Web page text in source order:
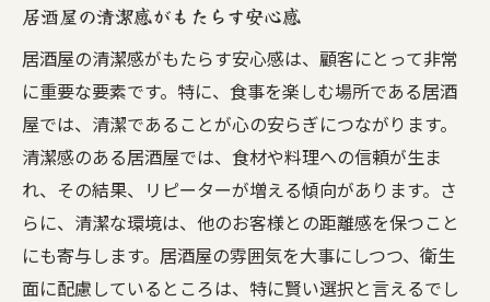
居酒屋の清潔感がもたらす安心感
居酒屋の清潔感がもたらす安心感は、顧客にとって非常
に重要な要素です。特に、食事を楽しむ場所である居酒
屋では、清潔であることが心の安らぎにつながります。
清潔感のある居酒屋では、食材や料理への信頼が生ま
れ、その結果、リピーターが増える傾向があります。さ
らに、清潔な環境は、他のお客様との距離感を保つこと
にも寄与します。居酒屋の雰囲気を大事にしつつ、衛生
面に配慮しているところは、特に賢い選択と言えるでし